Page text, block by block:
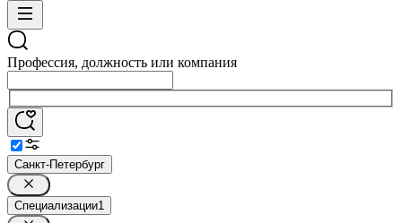
Профессия, должность или компания
Санкт-Петербург
Специализации1